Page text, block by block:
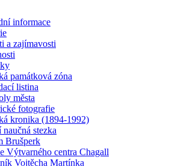
informace
a zajímavosti
památková zóna
listina
města
fotografie
kronika (1894-1992)
naučná stezka
Brušperk
Výtvarného centra Chagall
Vojtěcha Martínka